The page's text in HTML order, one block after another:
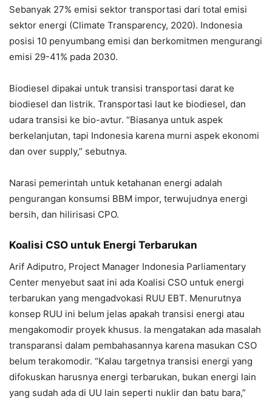
Sebanyak 27% emisi sektor transportasi dari total emisi
sektor energi (Climate Transparency, 2020). Indonesia
posisi 10 penyumbang emisi dan berkomitmen mengurangi
emisi 29-41% pada 2030.
Biodiesel dipakai untuk transisi transportasi darat ke
biodiesel dan listrik. Transportasi laut ke biodiesel, dan
udara transisi ke bio-avtur. “Biasanya untuk aspek
berkelanjutan, tapi Indonesia karena murni aspek ekonomi
dan over supply,” sebutnya.
Narasi pemerintah untuk ketahanan energi adalah
pengurangan konsumsi BBM impor, terwujudnya energi
bersih, dan hilirisasi CPO.
Koalisi CSO untuk Energi Terbarukan
Arif Adiputro, Project Manager Indonesia Parliamentary
Center menyebut saat ini ada Koalisi CSO untuk energi
terbarukan yang mengadvokasi RUU EBT. Menurutnya
konsep RUU ini belum jelas apakah transisi energi atau
mengakomodir proyek khusus. Ia mengatakan ada masalah
transparansi dalam pembahasannya karena masukan CSO
belum terakomodir. “Kalau targetnya transisi energi yang
difokuskan harusnya energi terbarukan, bukan energi lain
yang sudah ada di UU lain seperti nuklir dan batu bara,”